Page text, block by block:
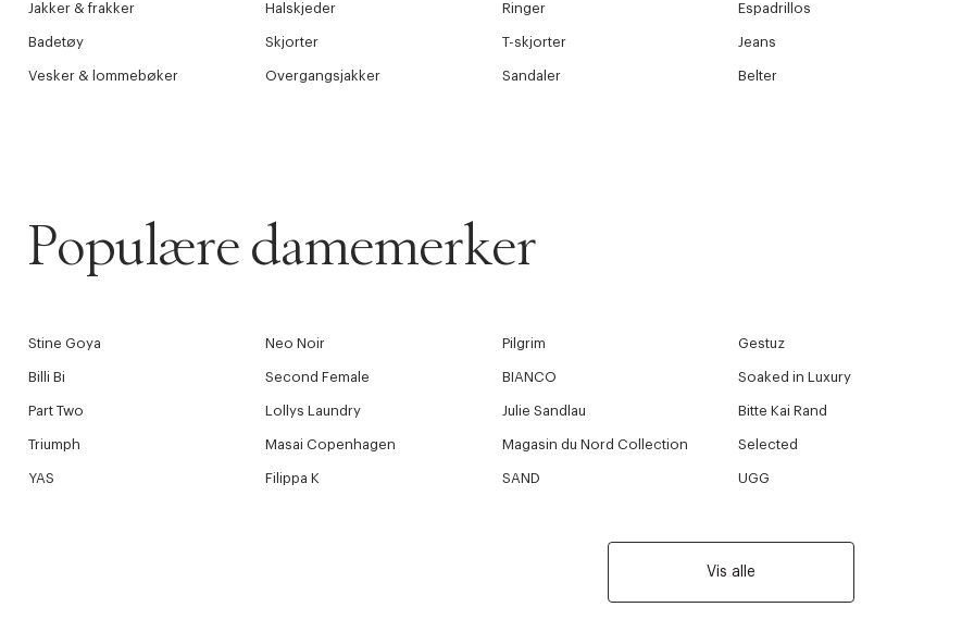
Jakker & frakker Halskjeder Ringer Espadrillos
Badetøy Skjorter T-skjorter Jeans
Vesker & lommebøker Overgangsjakker Sandaler Belter
Populære damemerker
Stine Goya Neo Noir Pilgrim Gestuz
Billi Bi Second Female BIANCO Soaked in Luxury
Part Two Lollys Laundry Julie Sandlau Bitte Kai Rand
Triumph Masai Copenhagen Magasin du Nord Collection Selected
YAS Filippa K SAND UGG
Vis alle